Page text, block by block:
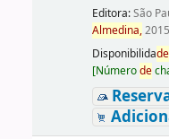
Editora:São
Almedina,2015
Disponibilidade
[Númerode